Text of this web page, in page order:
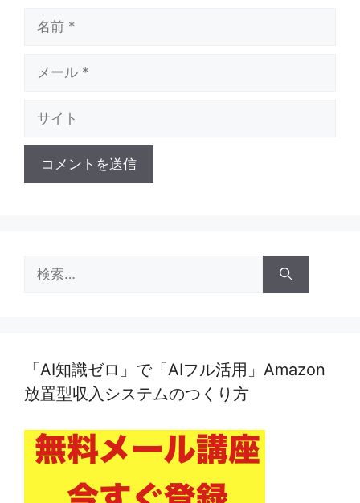
ト
索:
「AI知識ゼロ」で「AIフル活用」Amazon
放置型収入システムのつくり方